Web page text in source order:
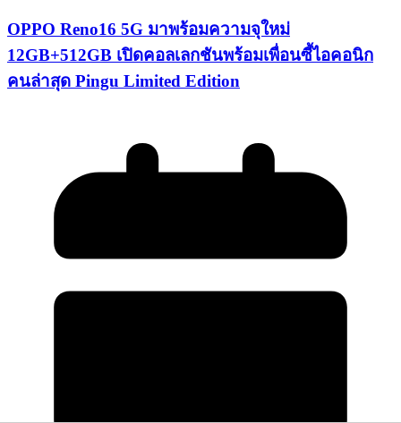
OPPO Reno16 5G มาพร้อมความจุใหม่
12GB+512GB เปิดคอลเลกชันพร้อมเพื่อนซี้ไอคอนิก
คนล่าสุด Pingu Limited Edition